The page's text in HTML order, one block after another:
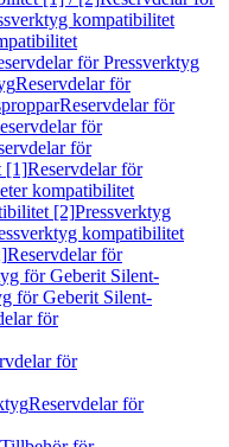
kompatibilitet
för Pressverktyg
Reservdelar för
Reservdelar för
för
för
[1]Reservdelar för
kompatibilitet
[2]Pressverktyg
kompatibilitet
Reservdelar för
för Geberit Silent-
för Geberit Silent-
för
för
Reservdelar för